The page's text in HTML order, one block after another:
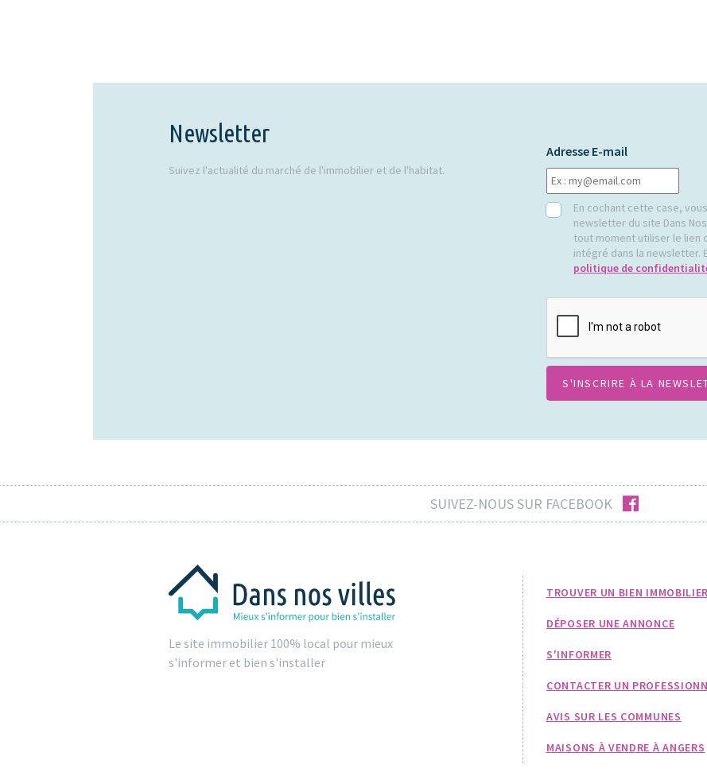
Newsletter
Suivez l'actualité du marché de l'immobilier et de l'habitat.
Adresse E-mail
RGPDEn cochant cette case,
newsletter du site Dans
tout moment utiliser le lien
intégré dans la newsletter.
politique de
SUIVEZ-NOUS SUR FACEBOOK facebook
Le site immobilier 100% local pour mieux
s'informer et bien s'installer
TROUVER UN BIEN IMMOBILIER
DÉPOSER UNE ANNONCE
S'INFORMER
CONTACTER UN
AVIS SUR LES COMMUNES
MAISONS À VENDRE À ANGERS